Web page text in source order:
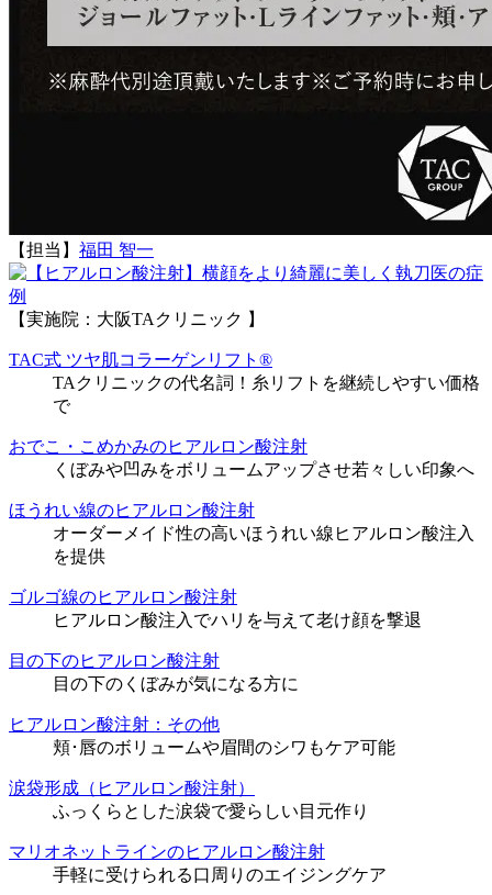
【担当】 福田 智一
執刀医の症
例
【実施院：大阪TAクリニック 】
TAC式 ツヤ肌コラーゲンリフト®
TAクリニックの代名詞！糸リフトを継続しやすい価格
で
おでこ・こめかみのヒアルロン酸注射
くぼみや凹みをボリュームアップさせ若々しい印象へ
ほうれい線のヒアルロン酸注射
オーダーメイド性の高いほうれい線ヒアルロン酸注入
を提供
ゴルゴ線のヒアルロン酸注射
ヒアルロン酸注入でハリを与えて老け顔を撃退
目の下のヒアルロン酸注射
目の下のくぼみが気になる方に
ヒアルロン酸注射：その他
頬･唇のボリュームや眉間のシワもケア可能
涙袋形成（ヒアルロン酸注射）
ふっくらとした涙袋で愛らしい目元作り
マリオネットラインのヒアルロン酸注射
手軽に受けられる口周りのエイジングケア